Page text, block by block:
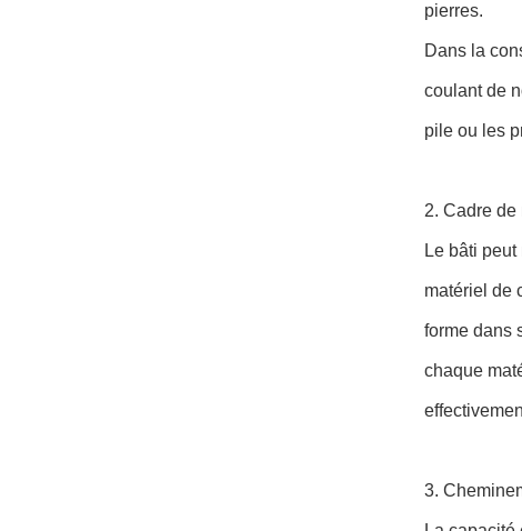
pierres.
Dans la
coulant de
pile ou les
2. Cadre de
Le bâti
matériel de
forme dans
chaque
3.